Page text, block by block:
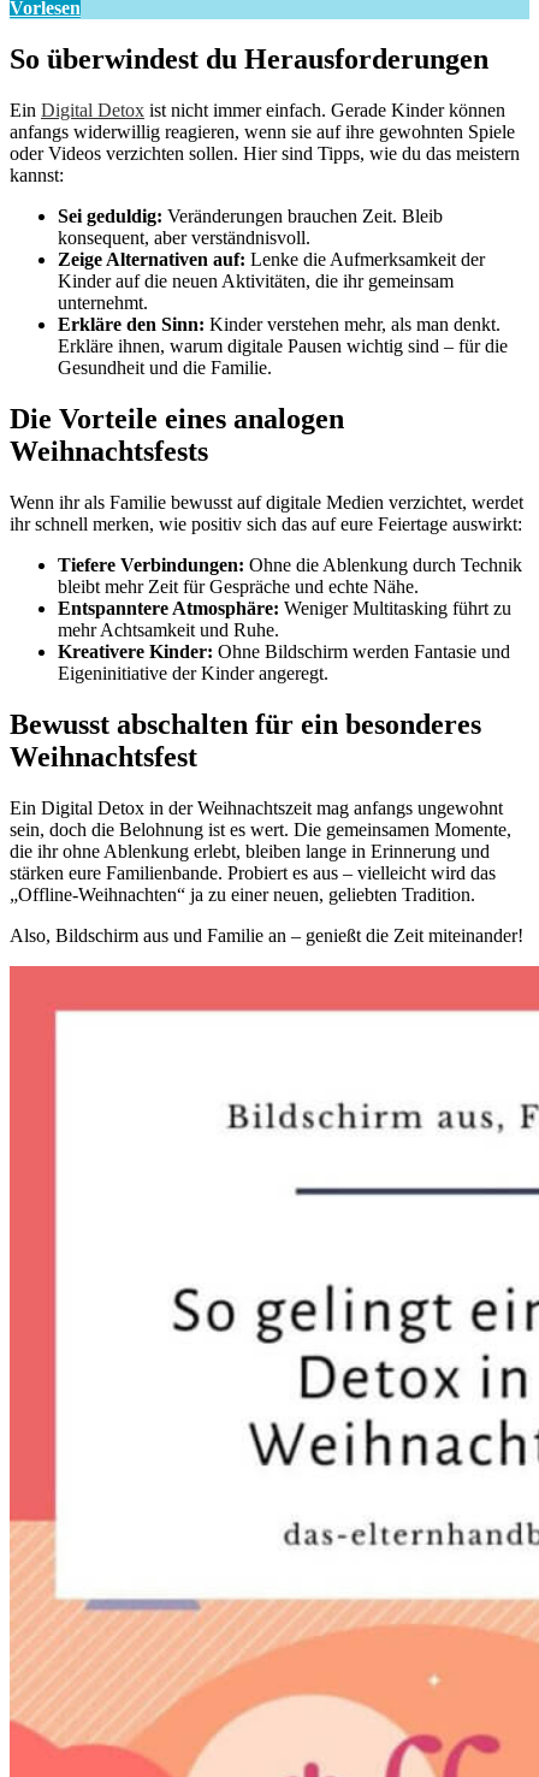
Vorlesen
So überwindest du Herausforderungen
Ein Digital Detox ist nicht immer einfach. Gerade Kinder können
anfangs widerwillig reagieren, wenn sie auf ihre gewohnten Spiele
oder Videos verzichten sollen. Hier sind Tipps, wie du das meistern
kannst:
Sei geduldig: Veränderungen brauchen Zeit. Bleib
konsequent, aber verständnisvoll.
Zeige Alternativen auf: Lenke die Aufmerksamkeit der
Kinder auf die neuen Aktivitäten, die ihr gemeinsam
unternehmt.
Erkläre den Sinn: Kinder verstehen mehr, als man denkt.
Erkläre ihnen, warum digitale Pausen wichtig sind – für die
Gesundheit und die Familie.
Die Vorteile eines analogen
Weihnachtsfests
Wenn ihr als Familie bewusst auf digitale Medien verzichtet, werdet
ihr schnell merken, wie positiv sich das auf eure Feiertage auswirkt:
Tiefere Verbindungen: Ohne die Ablenkung durch Technik
bleibt mehr Zeit für Gespräche und echte Nähe.
Entspanntere Atmosphäre: Weniger Multitasking führt zu
mehr Achtsamkeit und Ruhe.
Kreativere Kinder: Ohne Bildschirm werden Fantasie und
Eigeninitiative der Kinder angeregt.
Bewusst abschalten für ein besonderes
Weihnachtsfest
Ein Digital Detox in der Weihnachtszeit mag anfangs ungewohnt
sein, doch die Belohnung ist es wert. Die gemeinsamen Momente,
die ihr ohne Ablenkung erlebt, bleiben lange in Erinnerung und
stärken eure Familienbande. Probiert es aus – vielleicht wird das
„Offline-Weihnachten“ ja zu einer neuen, geliebten Tradition.
Also, Bildschirm aus und Familie an – genießt die Zeit miteinander!